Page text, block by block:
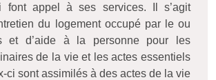
font appel à ses services. Il s’agit
du logement occupé par le ou
et d’aide à la personne pour les
de la vie et les actes essentiels
ci sont assimilés à des actes de la vie